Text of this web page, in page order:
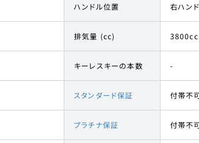
ハンドル位置 右ハン
排気量 (cc) 3800cc
キーレスキーの本数 -
スタンダード保証 付帯不
プラチナ保証 付帯不